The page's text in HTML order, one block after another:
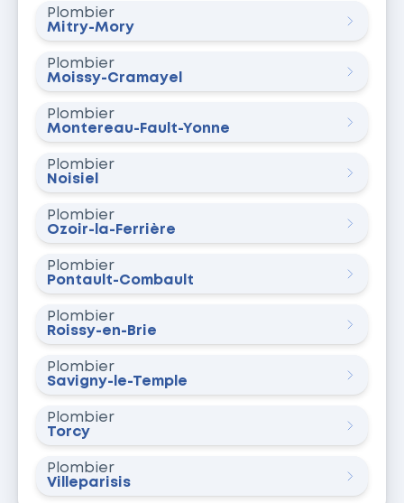
Plombier
Mitry-Mory
Plombier
Moissy-Cramayel
Plombier
Montereau-Fault-Yonne
Plombier
Noisiel
Plombier
Ozoir-la-Ferrière
Plombier
Pontault-Combault
Plombier
Roissy-en-Brie
Plombier
Savigny-le-Temple
Plombier
Torcy
Plombier
Villeparisis